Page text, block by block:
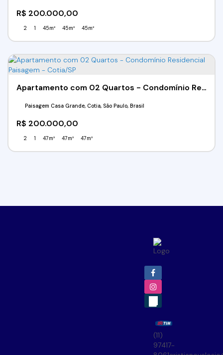
R$ 200.000,00
2 1 45m² 45m² 45m²
Apartamento com 02 Quartos - Condomínio Residencial Paisagem - Cotia/SP
R$ 200.000,00
Paisagem Casa Grande, Cotia, São Paulo, Brasil
2 1 47m² 47m² 47m²
(11)
97417-